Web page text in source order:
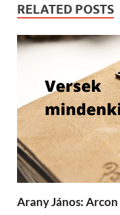
RELATED POSTS
Arany János: